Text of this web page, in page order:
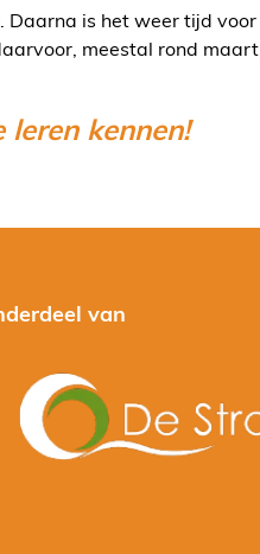
Daarna is het weer tijd voor
meestal rond maart,
kennen!
van